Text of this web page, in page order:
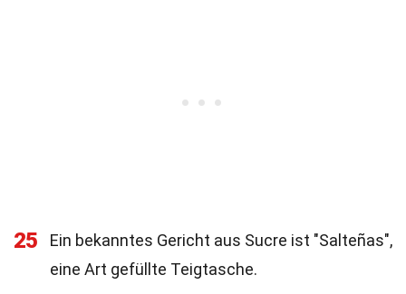
25
Ein bekanntes Gericht aus Sucre ist "Salteñas",
eine Art gefüllte Teigtasche.